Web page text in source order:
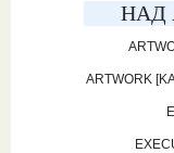
НАД
ARTWORK